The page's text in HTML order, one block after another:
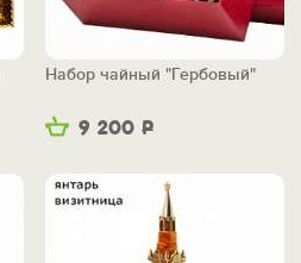
9 200 Р
Набор чайный "Гербовый"